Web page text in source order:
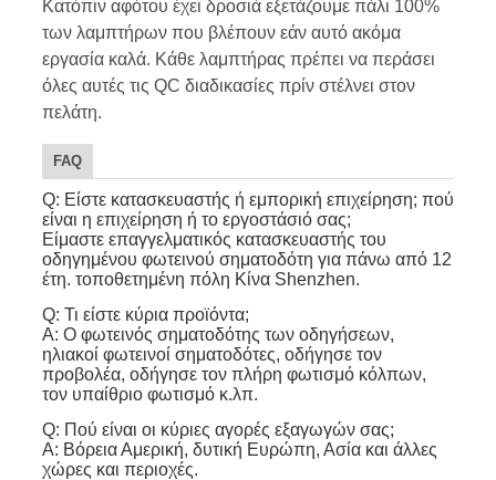
Κατόπιν αφότου έχει δροσιά εξετάζουμε πάλι 100%
των λαμπτήρων που βλέπουν εάν αυτό ακόμα
εργασία καλά. Κάθε λαμπτήρας πρέπει να περάσει
όλες αυτές τις QC διαδικασίες πρίν στέλνει στον
πελάτη.
FAQ
Q: Είστε κατασκευαστής ή εμπορική επιχείρηση; πού
είναι η επιχείρηση ή το εργοστάσιό σας;
Είμαστε επαγγελματικός κατασκευαστής του
οδηγημένου φωτεινού σηματοδότη για πάνω από 12
έτη. τοποθετημένη πόλη Κίνα Shenzhen.
Q: Τι είστε κύρια προϊόντα;
Α: Ο φωτεινός σηματοδότης των οδηγήσεων,
ηλιακοί φωτεινοί σηματοδότες, οδήγησε τον
προβολέα, οδήγησε τον πλήρη φωτισμό κόλπων,
τον υπαίθριο φωτισμό κ.λπ.
Q: Πού είναι οι κύριες αγορές εξαγωγών σας;
Α: Βόρεια Αμερική, δυτική Ευρώπη, Ασία και άλλες
χώρες και περιοχές.